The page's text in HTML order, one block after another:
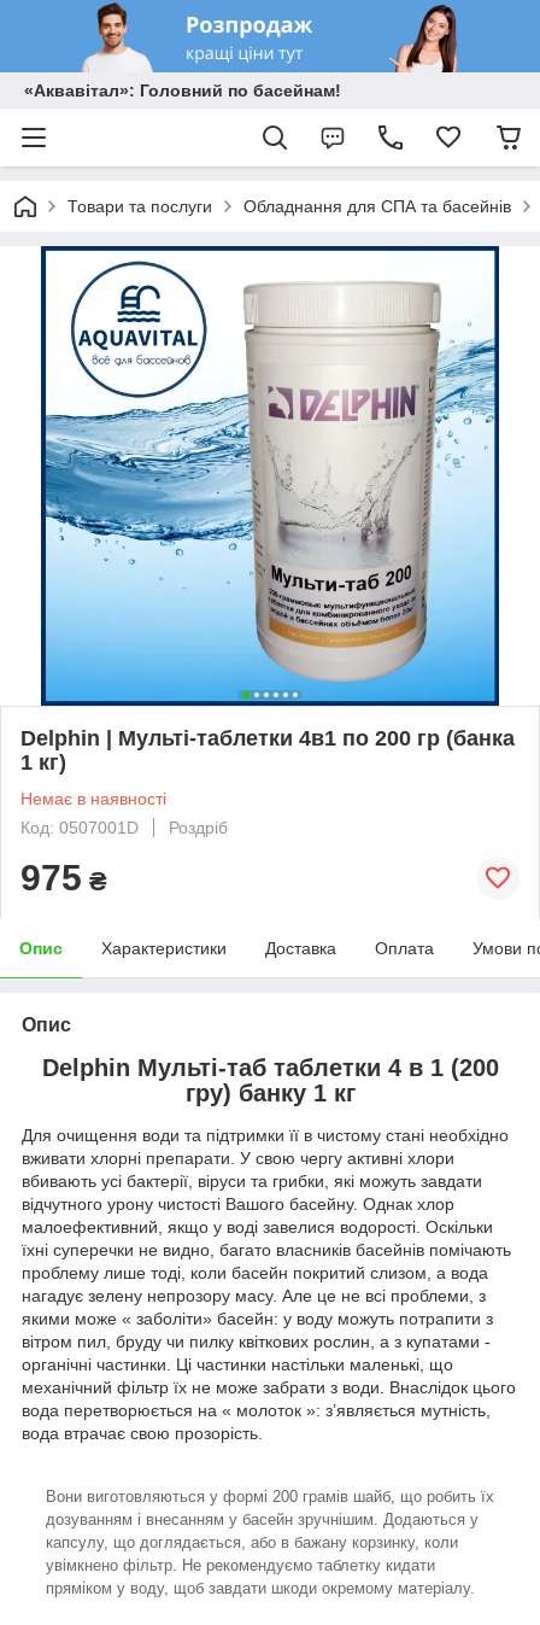
«Аквавітал»: Головний по басейнам!
Товари та послуги Обладнання для СПА та басейнів
Delphin | Мульті-таблетки 4в1 по 200 гр (банка
1 кг)
Немає в наявності
Код: 0507001D
Роздріб
975 ₴
Опис Характеристики Доставка Оплата Умови
Опис
Delphin Мульті-таб таблетки 4 в 1 (200
гру) банку 1 кг
Для очищення води та підтримки її в чистому стані необхідно
вживати хлорні препарати. У свою чергу активні хлори
вбивають усі бактерії, віруси та грибки, які можуть завдати
відчутного урону чистості Вашого басейну. Однак хлор
малоефективний, якщо у воді завелися водорості. Оскільки
їхні суперечки не видно, багато власників басейнів помічають
проблему лише тоді, коли басейн покритий слизом, а вода
нагадує зелену непрозору масу. Але це не всі проблеми, з
якими може « заболіти» басейн: у воду можуть потрапити з
вітром пил, бруду чи пилку квіткових рослин, а з купатами -
органічні частинки. Ці частинки настільки маленькі, що
механічний фільтр їх не може забрати з води. Внаслідок цього
вода перетворюється на « молоток »: з’являється мутність,
вода втрачає свою прозорість.
Вони виготовляються у формі 200 грамів шайб, що робить їх
дозуванням і внесанням у басейн зручнішим. Додаються у
капсулу, що доглядається, або в бажану корзинку, коли
увімкнено фільтр. Не рекомендуємо таблетку кидати
пряміком у воду, щоб завдати шкоди окремому матеріалу.